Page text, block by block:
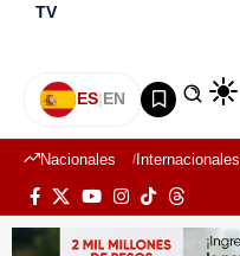
TV
ES|EN
Nacionales Internacionales